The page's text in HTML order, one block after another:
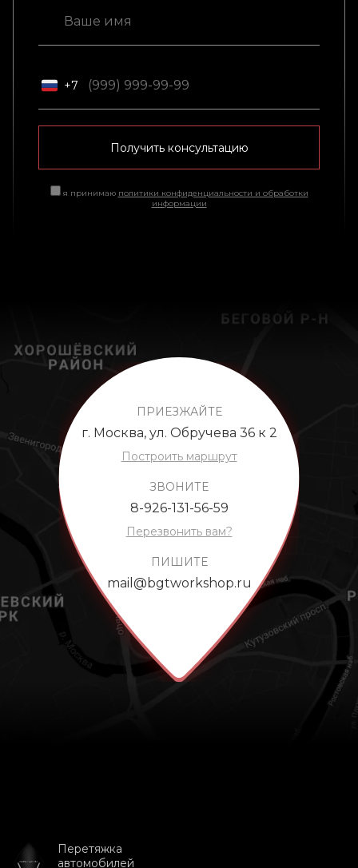
+7
Получить консультацию
я принимаю политики конфиденциальности и обработки
информации
ПРИЕЗЖАЙТЕ
г. Москва, ул. Обручева 36 к 2
Построить маршрут
ЗВОНИТЕ
8-926-131-56-59
Перезвонить вам?
ПИШИТЕ
mail@bgtworkshop.ru
Перетяжка
автомобилей